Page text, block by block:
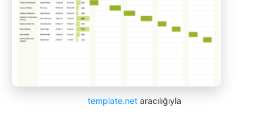
template.net aracılığıyla